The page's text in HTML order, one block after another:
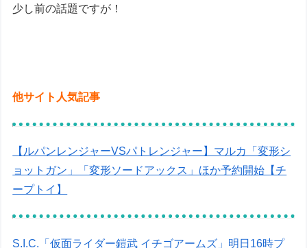
少し前の話題ですが！
他サイト人気記事
【ルパンレンジャーVSパトレンジャー】マルカ「変形シ
ョットガン」「変形ソードアックス」ほか予約開始【チ
ープトイ】
S.I.C.「仮面ライダー鎧武 イチゴアームズ」明日16時プ